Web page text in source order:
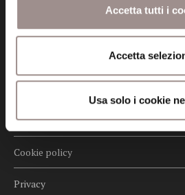
Accetta tutti i
Accetta
Usa solo i cookie
Certificazioni
Cookie policy
Privacy